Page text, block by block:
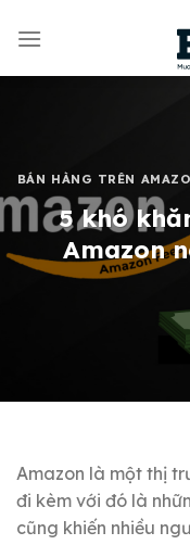
BÁN HÀNG TRÊN
5 khó
Amazon
Amazon là một thị
đi kèm với đó là
cũng khiến nhiều